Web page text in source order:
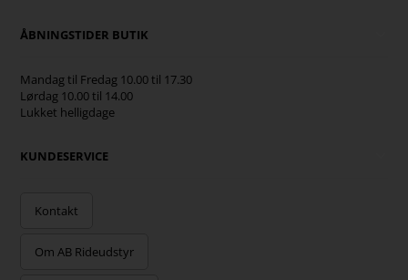
ÅBNINGSTIDER BUTIK
Mandag til Fredag 10.00 til 17.30
Lørdag 10.00 til 14.00
Lukket helligdage
KUNDESERVICE
Kontakt
Om AB Rideudstyr